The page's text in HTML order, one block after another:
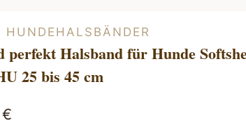
HUNDEHALSBÄNDER
perfekt Halsband für Hunde
25 bis 45 cm
€